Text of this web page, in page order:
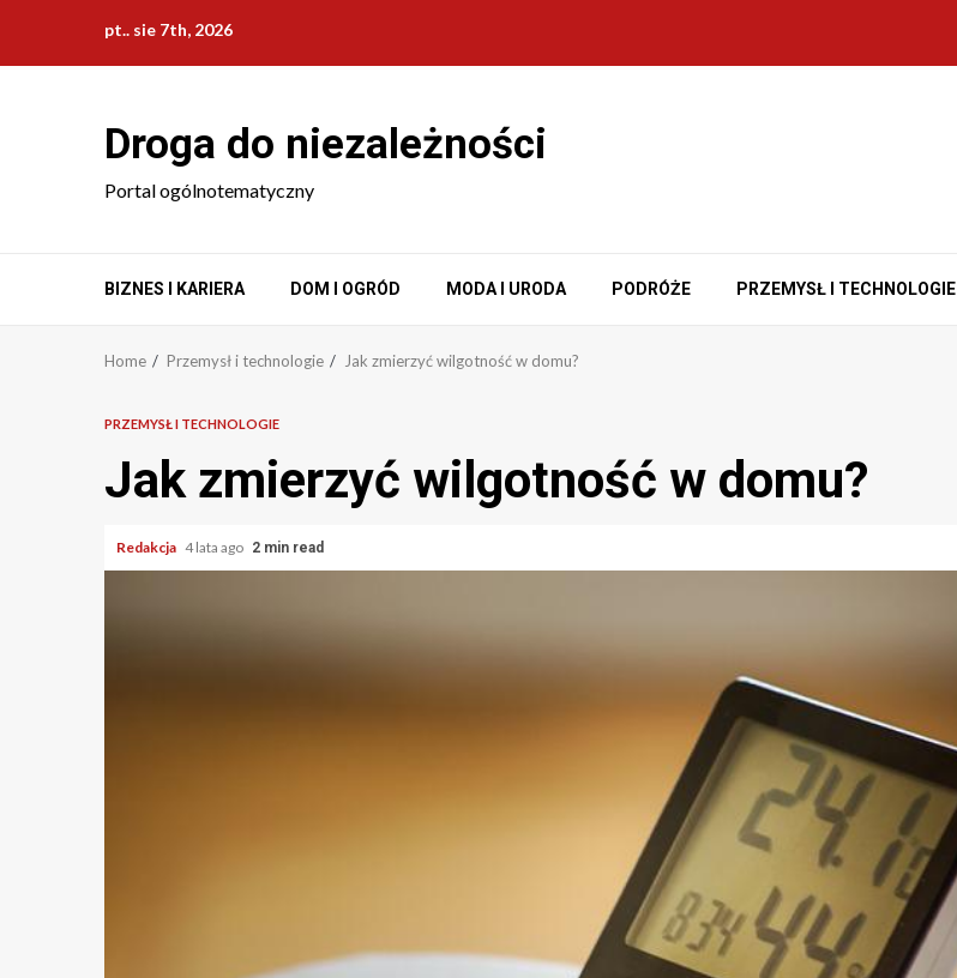
content
pt.. sie 7th, 2026
Droga do niezależności
Portal ogólnotematyczny
BIZNES I KARIERA DOM I OGRÓD MODA I URODA PODRÓŻE PRZEMYSŁ I TECHNOLOGIE
Home Przemysł i technologie Jak zmierzyć wilgotność w domu?
PRZEMYSŁ I TECHNOLOGIE
Jak zmierzyć wilgotność w domu?
Redakcja 4 lata ago 2 min read